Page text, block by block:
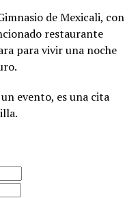
de Mexicali, con
restaurante
para vivir una noche
evento, es una cita